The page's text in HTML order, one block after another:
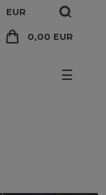
EUR
0,00 EUR
☰